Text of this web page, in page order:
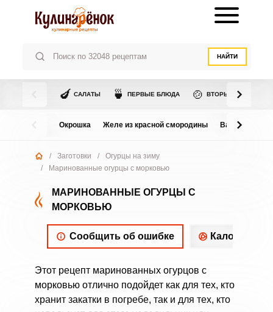
НАЙТИ
🍆 САЛАТЫ 🍵 ПЕРВЫЕ БЛЮДА 🍲 ВТОРЫЕ БЛЮДА
Окрошка Желе из красной смородины Варенье из
/ Заготовки /
Огурцы на зиму
/
Маринованные огурцы с морковью
МАРИНОВАННЫЕ ОГУРЦЫ С
МОРКОВЬЮ
Сообщить об ошибке
Этот рецепт маринованных огурцов с
морковью отлично подойдет как для тех, кто
хранит закатки в погребе, так и для тех, кто